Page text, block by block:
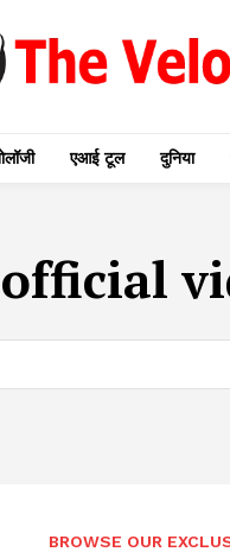
एआई टूल दुनिया
official
BROWSE OUR